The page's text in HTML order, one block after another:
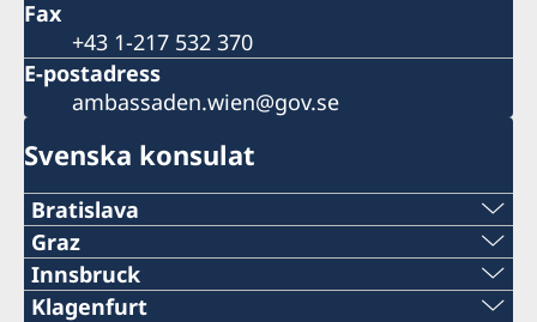
Fax
+43 1-217 532 370
E-postadress
ambassaden.wien@gov.se
Svenska konsulat
Bratislava
Telefonnummer:
+421 2-434 217 00
Graz
Telefonnummer:
Innsbruck
Telefonnummer:
Klagenfurt